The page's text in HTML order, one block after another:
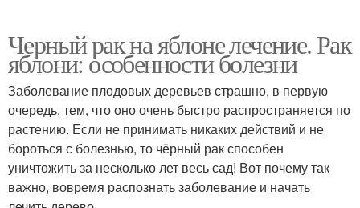
Черный рак на яблоне лечение. Рак
яблони: особенности болезни
Заболевание плодовых деревьев страшно, в первую
очередь, тем, что оно очень быстро распространяется по
растению. Если не принимать никаких действий и не
бороться с болезнью, то чёрный рак способен
уничтожить за несколько лет весь сад! Вот почему так
важно, вовремя распознать заболевание и начать